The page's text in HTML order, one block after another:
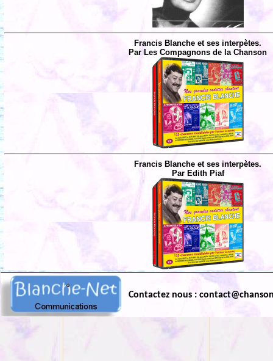
Francis Blanche et ses interpètes.
Par Les Compagnons de la Chanson
Francis Blanche et ses interpètes.
Par Edith Piaf
Contactez nous :